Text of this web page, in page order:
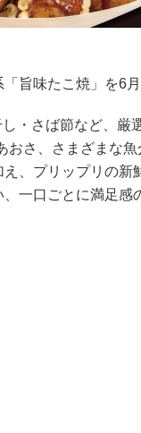
旨味たこ焼」を6月
・さば節など、厳
おさ、さまざまな
、プリップリの新
一口ごとに満足感